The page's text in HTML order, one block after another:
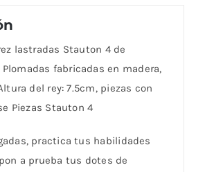
lastradas Stauton 4 de
fabricadas en madera,
del rey: 7.5cm, piezas con
Piezas Stauton 4
practica tus habilidades
a prueba tus dotes de